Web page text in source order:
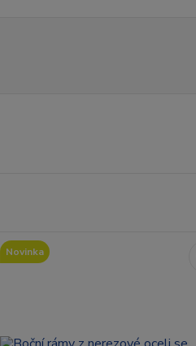
Novinka